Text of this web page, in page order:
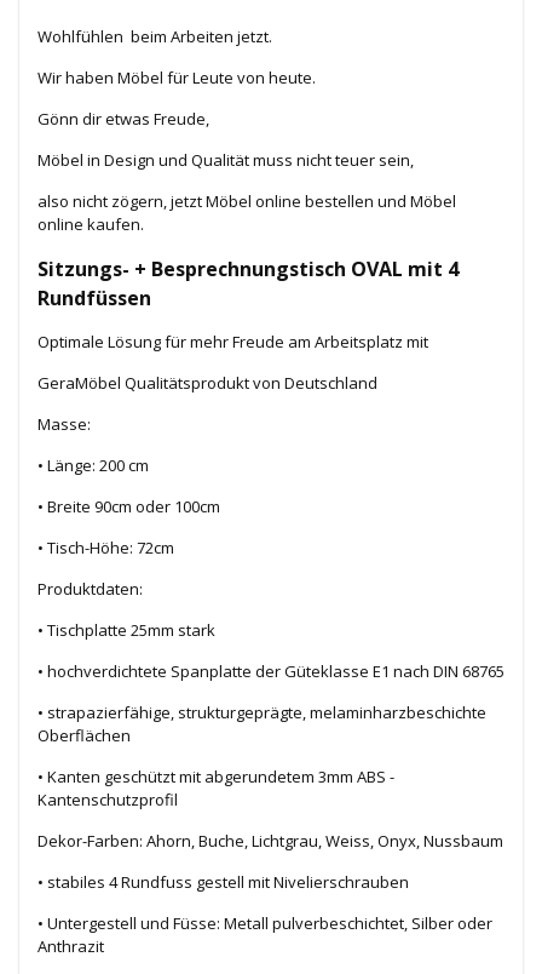
Wohlfühlen beim Arbeiten jetzt.
Wir haben Möbel für Leute von heute.
Gönn dir etwas Freude,
Möbel in Design und Qualität muss nicht teuer sein,
also nicht zögern, jetzt Möbel online bestellen und Möbel
online kaufen.
Sitzungs- + Besprechnungstisch OVAL mit 4
Rundfüssen
Optimale Lösung für mehr Freude am Arbeitsplatz mit
GeraMöbel Qualitätsprodukt von Deutschland
Masse:
• Länge: 200 cm
• Breite 90cm oder 100cm
• Tisch-Höhe: 72cm
Produktdaten:
• Tischplatte 25mm stark
• hochverdichtete Spanplatte der Güteklasse E1 nach DIN 68765
• strapazierfähige, strukturgeprägte, melaminharzbeschichte
Oberflächen
• Kanten geschützt mit abgerundetem 3mm ABS -
Kantenschutzprofil
Dekor-Farben: Ahorn, Buche, Lichtgrau, Weiss, Onyx, Nussbaum
• stabiles 4 Rundfuss gestell mit Nivelierschrauben
• Untergestell und Füsse: Metall pulverbeschichtet, Silber oder
Anthrazit